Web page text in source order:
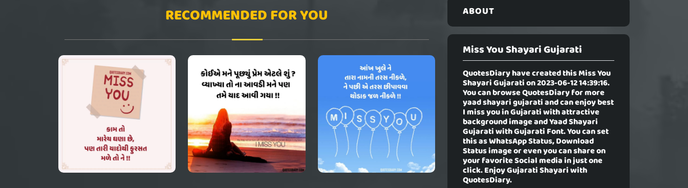
RECOMMENDED FOR YOU ABOUT
Miss You Shayari Gujarati
QuotesDiary have created thisMiss You
Shayari Gujaration 2023-06-12 14:39:16.
You can browse QuotesDiary for more
yaad shayari gujarati and can enjoy best
I miss you in Gujarati with attractive
background image and Yaad Shayari
Gujarati with Gujarati Font. You can set
this as WhatsApp Status, Download
Status image or even you can share on
your favorite Social media in just one
click. Enjoy Gujarati Shayari with
QuotesDiary.